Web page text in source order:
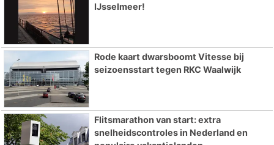
IJsselmeer!
Rode kaart dwarsboomt Vitesse bij
seizoensstart tegen RKC Waalwijk
Flitsmarathon van start: extra
snelheidscontroles in Nederland en